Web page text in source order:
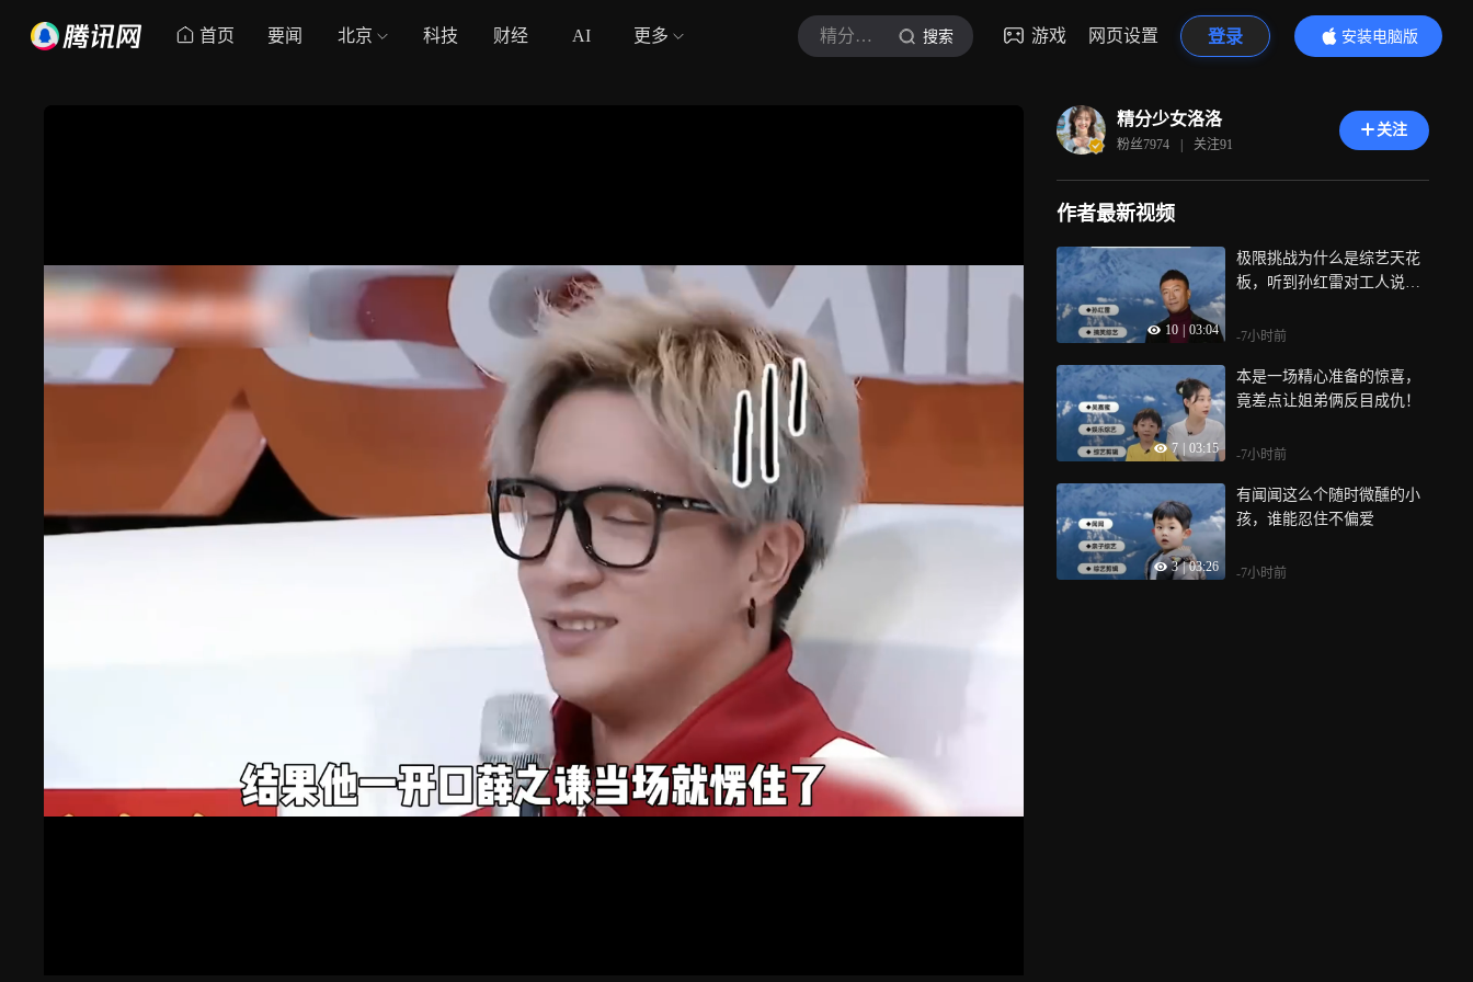
首页 要闻 北京 科技 财经 AI 更多 精分少女洛洛 搜索 游戏 网页设置 登录
安装电脑版
内容更精彩
精分少女洛洛
粉丝7974 | 关注91
关注
作者最新视频
10 03:04
极限挑战为什么是综艺天花
板，听到孙红雷对工人说的
-7小时前
7 03:15
本是一场精心准备的惊喜，
竟差点让姐弟俩反目成仇！
-7小时前
3 | 03:26
有闻闻这么个随时微醺的小
孩，谁能忍住不偏爱
-7小时前